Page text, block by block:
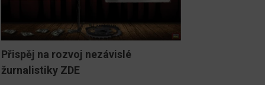
Přispěj na rozvoj nezávislé
žurnalistiky ZDE